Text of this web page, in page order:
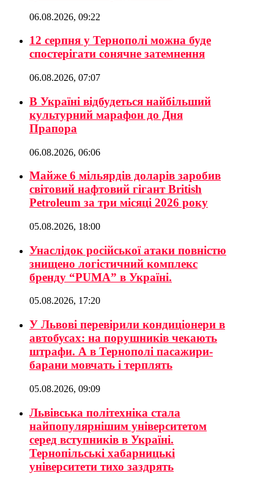
06.08.2026, 09:22
12 серпня у Тернополі можна буде
спостерігати сонячне затемнення
06.08.2026, 07:07
В Україні відбудеться найбільший
культурний марафон до Дня
Прапора
06.08.2026, 06:06
Майже 6 мільярдів доларів заробив
світовий нафтовий гігант British
Petroleum за три місяці 2026 року
05.08.2026, 18:00
Унаслідок російської атаки повністю
знищено логістичний комплекс
бренду “PUMA” в Україні.
05.08.2026, 17:20
У Львові перевірили кондиціонери в
автобусах: на порушників чекають
штрафи. А в Тернополі пасажири-
барани мовчать і терплять
05.08.2026, 09:09
Львівська політехніка стала
найпопулярнішим університетом
серед вступників в Україні.
Тернопільські хабарницькі
університети тихо заздрять